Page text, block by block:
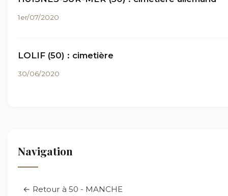
1er/07/2020
LOLIF (50) : cimetière
30/06/2020
Navigation
← Retour à 50 - MANCHE